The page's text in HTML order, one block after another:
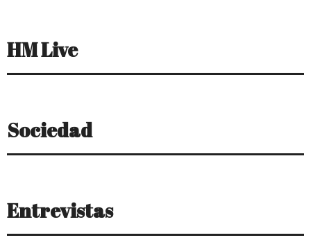
HM Live
Sociedad
Entrevistas